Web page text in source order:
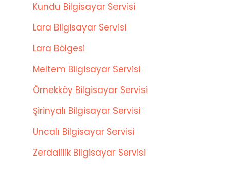
Kundu Bilgisayar Servisi
Lara Bilgisayar Servisi
Lara Bölgesi
Meltem Bilgisayar Servisi
Örnekköy Bilgisayar Servisi
Şirinyalı Bilgisayar Servisi
Uncalı Bilgisayar Servisi
Zerdalilik Bilgisayar Servisi